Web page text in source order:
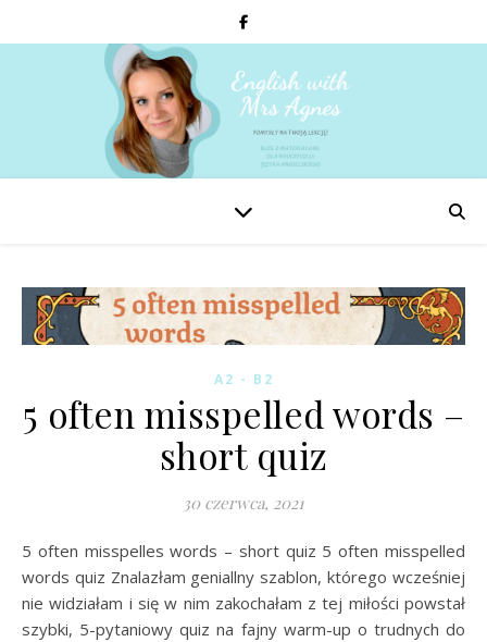
A2 - B2
5 often misspelled words –
short quiz
30 czerwca, 2021
5 often misspelles words – short quiz 5 often misspelled
words quiz Znalazłam geniallny szablon, którego wcześniej
nie widziałam i się w nim zakochałam z tej miłości powstał
szybki, 5-pytaniowy quiz na fajny warm-up o trudnych do